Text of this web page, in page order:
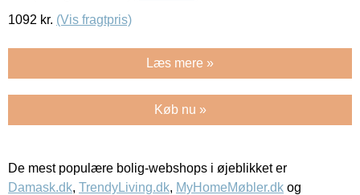
1092 kr. (Vis fragtpris)
Læs mere »
Køb nu »
De mest populære bolig-webshops i øjeblikket er
Damask.dk, TrendyLiving.dk, MyHomeMøbler.dk og